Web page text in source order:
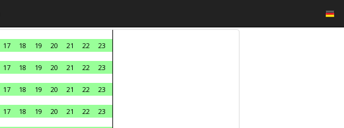
17 18 19 20 21 22
23
17 18 19 20 21 22
23
17 18 19 20 21 22
23
17 18 19 20 21 22
23